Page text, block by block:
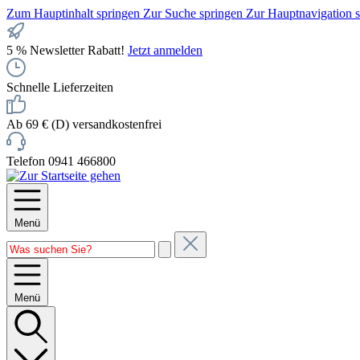
Zum Hauptinhalt springen Zur Suche springen Zur Hauptnavigation
5 % Newsletter Rabatt! Jetzt anmelden
Schnelle Lieferzeiten
Ab 69 € (D) versandkostenfrei
Telefon 0941 466800
Menü
Menü